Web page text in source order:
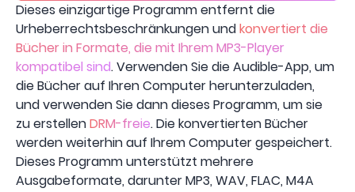
Dieses einzigartige Programm entfernt die
Urheberrechtsbeschränkungen undkonvertiert die
Bücher in Formate, die mit Ihrem MP3-Player
kompatibel sind. Verwenden Sie die Audible-App, um
die Bücher auf Ihren Computer herunterzuladen,
und verwenden Sie dann dieses Programm, um sie
zu erstellenDRM-freie. Die konvertierten Bücher
werden weiterhin auf Ihrem Computer gespeichert.
Dieses Programm unterstützt mehrere
Ausgabeformate, darunter MP3, WAV, FLAC, M4A